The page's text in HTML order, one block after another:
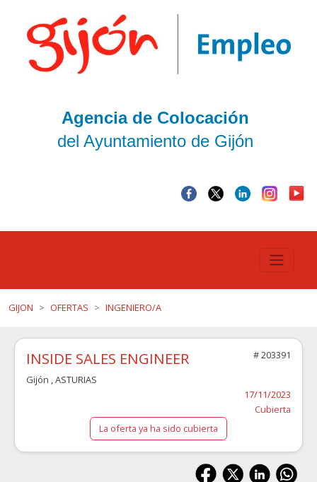
Agencia de Colocación
del Ayuntamiento de Gijón
GIJON OFERTAS INGENIERO/A
INSIDE SALES ENGINEER
# 203391
Gijón , ASTURIAS
17/11/2023
Cubierta
La oferta ya ha sido cubierta